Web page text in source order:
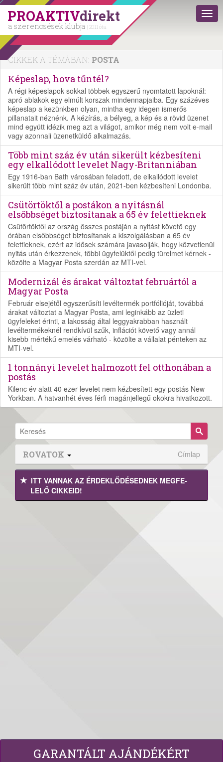
PROAKTIVdirekt
a szerencsések klubja | 2011 óta
CIKKEK A TÉMÁBAN: POSTA
Képeslap, hova tűntél?
A régi képeslapok sokkal többek egyszerű nyomtatott lapoknál:
apró ablakok egy elmúlt korszak mindennapjaiba. Egy százéves
képeslap a kezünkben olyan, mintha egy idegen ismerős
pillanatait néznénk. A kézírás, a bélyeg, a kép és a rövid üzenet
mind együtt idézik meg azt a világot, amikor még nem volt e-mail
vagy azonnali üzenetküldő alkalmazás.
Több mint száz év után sikerült kézbesíteni
egy elkallódott levelet Nagy-Britanniában
Egy 1916-ban Bath városában feladott, de elkallódott levelet
sikerült több mint száz év után, 2021-ben kézbesíteni Londonba.
Csütörtöktől a postákon a nyitásnál
elsőbbséget biztosítanak a 65 év felettieknek
Csütörtöktől az ország összes postáján a nyitást követő egy
órában elsőbbséget biztosítanak a kiszolgálásban a 65 év
felettieknek, ezért az idősek számára javasolják, hogy közvetlenül
nyitás után érkezzenek, többi ügyfelüktől pedig türelmet kérnek -
közölte a Magyar Posta szerdán az MTI-vel.
Modernizál és árakat változtat februártól a
Magyar Posta
Február elsejétől egyszerűsíti levéltermék portfólióját, továbbá
árakat változtat a Magyar Posta, ami leginkább az üzleti
ügyfeleket érinti, a lakosság által leggyakrabban használt
levéltermékeknél rendkívül szűk, inflációt követő vagy annál
kisebb mértékű emelés várható - közölte a vállalat pénteken az
MTI-vel.
1 tonnányi levelet halmozott fel otthonában a
postás
Kilenc év alatt 40 ezer levelet nem kézbesített egy postás New
Yorkban. A hatvanhét éves férfi magánjellegű okokra hivatkozott.
ROVATOK Címlap
ITT VANNAK AZ ÉRDEK­LŐDÉ­SEDNEK MEGFE­
LELŐ CIKKEID!
GARANTÁLT AJÁNDÉKÉRT